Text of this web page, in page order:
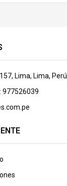
Lima, Lima, Perú
977526039